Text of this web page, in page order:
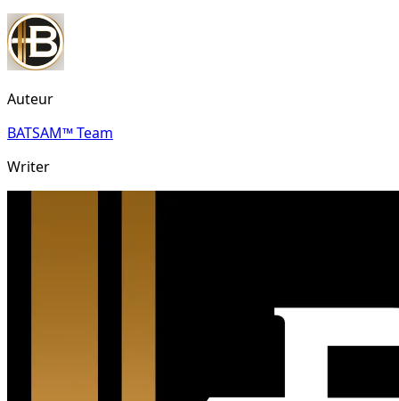
Auteur
BATSAM™ Team
Writer